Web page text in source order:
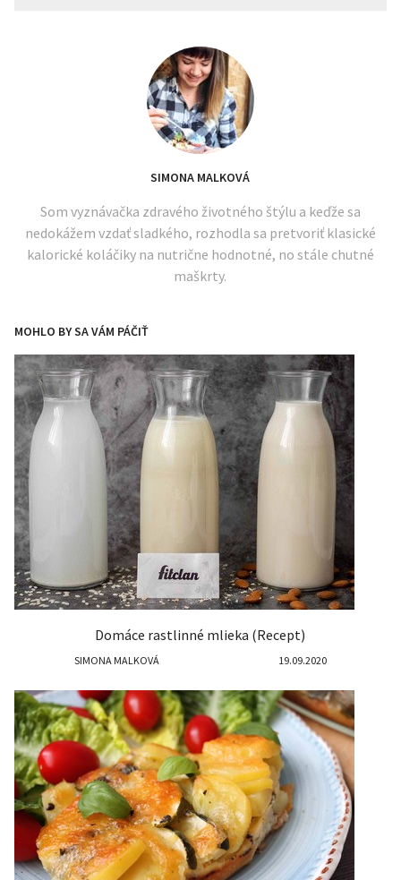
SIMONA MALKOVÁ
Som vyznávačka zdravého životného štýlu a keďže sa
nedokážem vzdať sladkého, rozhodla sa pretvoriť klasické
kalorické koláčiky na nutrične hodnotné, no stále chutné
maškrty.
MOHLO BY SA VÁM PÁČIŤ
Domáce rastlinné mlieka (Recept)
SIMONA MALKOVÁ 19.09.2020